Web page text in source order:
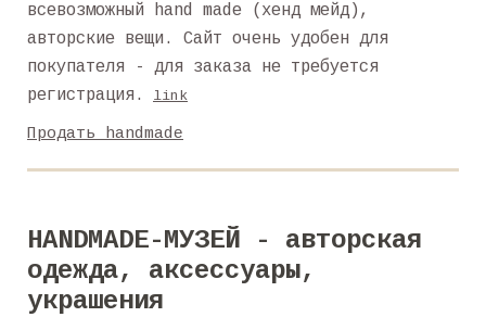
всевозможный hand made (хенд мейд),
авторские вещи. Сайт очень удобен для
покупателя - для заказа не требуется
регистрация.
link
Продать handmade
HANDMADE-МУЗЕЙ - авторская
одежда, аксессуары,
украшения